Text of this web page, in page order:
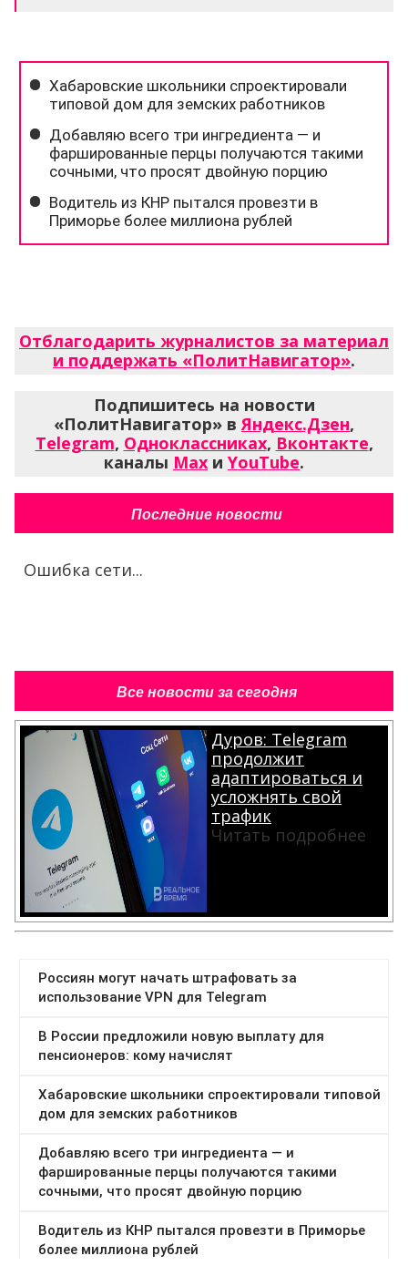
Отблагодарить журналистов за материал
и поддержать «ПолитНавигатор».
Подпишитесь на новости
«ПолитНавигатор» вЯндекс.Дзен,
Telegram, Одноклассниках, Вконтакте,
каналы Max и YouTube.
Последние новости
Ошибка сети...
Все новости за сегодня
Дуров: Telegram
продолжит
адаптироваться и
усложнять свой
трафик
Читать подробнее